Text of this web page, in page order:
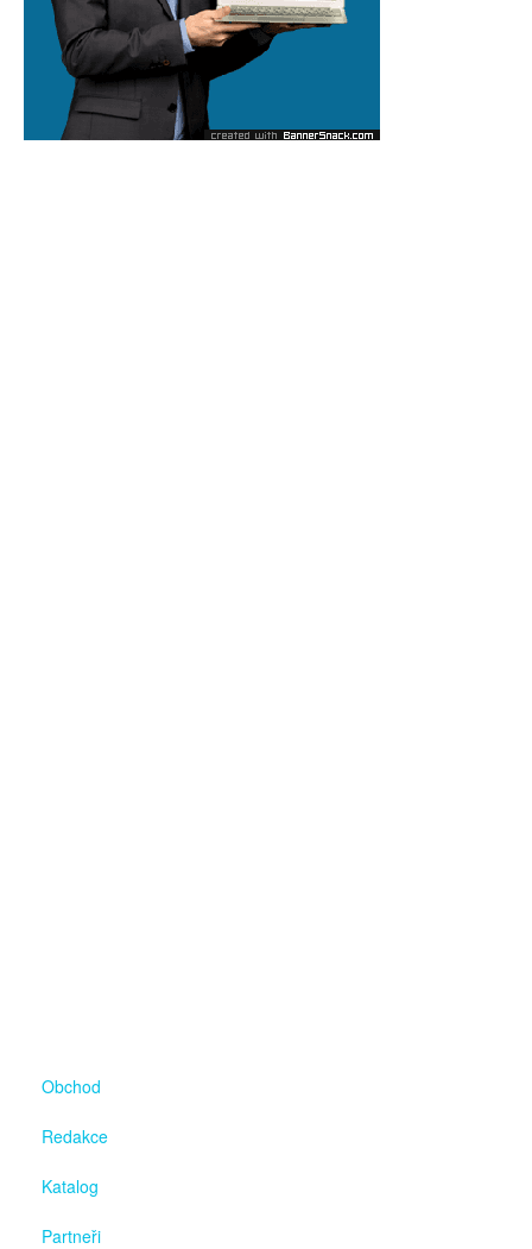
Obchod
Redakce
Katalog
Partneři